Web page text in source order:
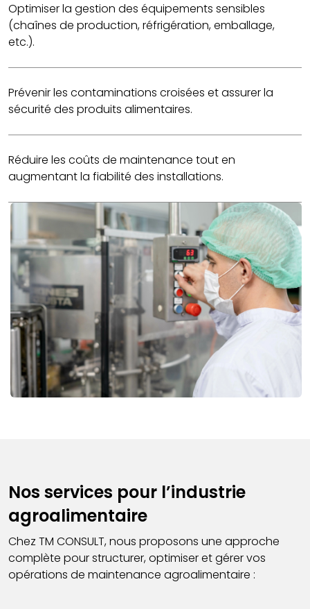
Optimiser la gestion des équipements sensibles
(chaînes de production, réfrigération, emballage,
etc.).
Prévenir les contaminations croisées et assurer la
sécurité des produits alimentaires.
Réduire les coûts de maintenance tout en
augmentant la fiabilité des installations.
Nos services pour l’industrie
agroalimentaire
Chez TM CONSULT, nous proposons une approche
complète pour structurer, optimiser et gérer vos
opérations de maintenance agroalimentaire :